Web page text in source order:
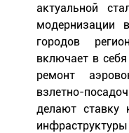
актуальной
модернизации
городов
включает в
ремонт
взлетно-
делают ставку